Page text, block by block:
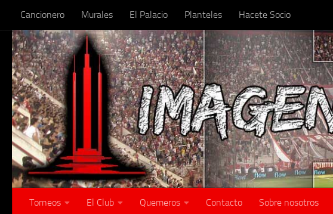
Skip to content
Cancionero Murales El Palacio Planteles Hacete Socio
Torneos El Club Quemeros Contacto Sobre nosotros